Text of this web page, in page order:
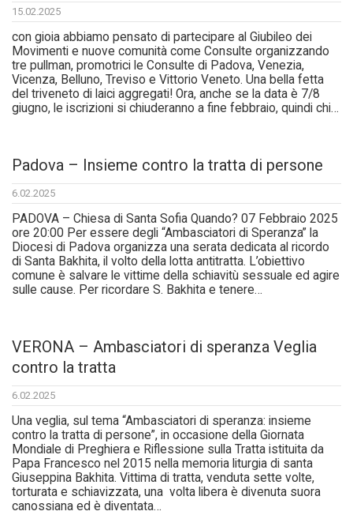
15.02.2025
con gioia abbiamo pensato di partecipare al Giubileo dei
Movimenti e nuove comunità come Consulte organizzando
tre pullman, promotrici le Consulte di Padova, Venezia,
Vicenza, Belluno, Treviso e Vittorio Veneto. Una bella fetta
del triveneto di laici aggregati! Ora, anche se la data è 7/8
giugno, le iscrizioni si chiuderanno a fine febbraio, quindi chi…
Padova – Insieme contro la tratta di persone
6.02.2025
PADOVA – Chiesa di Santa Sofia Quando? 07 Febbraio 2025
ore 20:00 Per essere degli “Ambasciatori di Speranza” la
Diocesi di Padova organizza una serata dedicata al ricordo
di Santa Bakhita, il volto della lotta antitratta. L’obiettivo
comune è salvare le vittime della schiavitù sessuale ed agire
sulle cause. Per ricordare S. Bakhita e tenere…
VERONA – Ambasciatori di speranza Veglia
contro la tratta
6.02.2025
Una veglia, sul tema “Ambasciatori di speranza: insieme
contro la tratta di persone”, in occasione della Giornata
Mondiale di Preghiera e Riflessione sulla Tratta istituita da
Papa Francesco nel 2015 nella memoria liturgia di santa
Giuseppina Bakhita. Vittima di tratta, venduta sette volte,
torturata e schiavizzata, una volta libera è divenuta suora
canossiana ed è diventata…